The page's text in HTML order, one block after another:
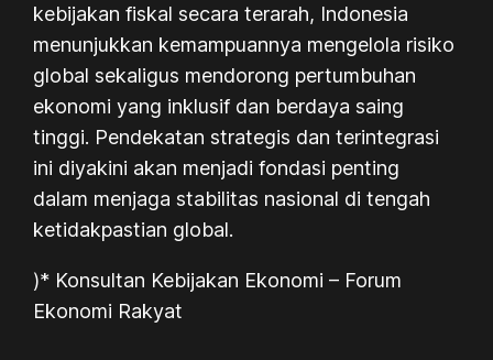
kebijakan fiskal secara terarah, Indonesia
menunjukkan kemampuannya mengelola risiko
global sekaligus mendorong pertumbuhan
ekonomi yang inklusif dan berdaya saing
tinggi. Pendekatan strategis dan terintegrasi
ini diyakini akan menjadi fondasi penting
dalam menjaga stabilitas nasional di tengah
ketidakpastian global.
)* Konsultan Kebijakan Ekonomi – Forum
Ekonomi Rakyat